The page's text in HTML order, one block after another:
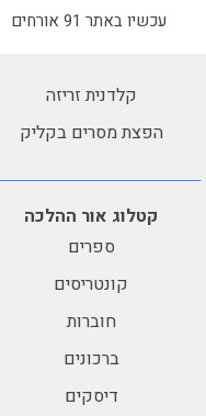
עכשיו באתר 91 אורחים
קלדנית זריזה
הפצת מסרים בקליק
קטלוג אור ההלכה
ספרים
קונטריסים
חוברות
ברכונים
דיסקים